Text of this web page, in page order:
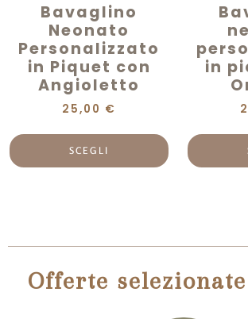
Bavaglino
Neonato
Personalizzato
in Piquet con
Angioletto
25,00 €
SCEGLI
in
Offerte